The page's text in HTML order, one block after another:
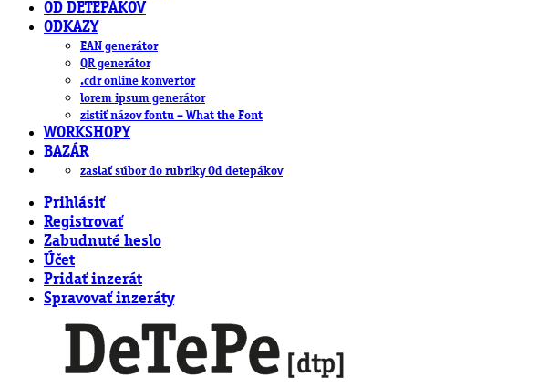
OD DETEPÁKOV
ODKAZY
EAN generátor
QR generátor
.cdr online konvertor
lorem ipsum generátor
zistiť názov fontu – What the Font
WORKSHOPY
BAZÁR
zaslať súbor do rubriky Od detepákov
Prihlásiť
Registrovať
Zabudnuté heslo
Účet
Pridať inzerát
Spravovať inzeráty